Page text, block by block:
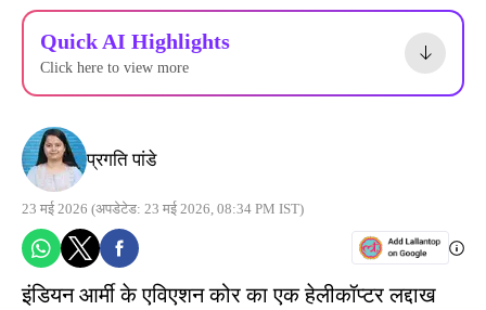
Quick AI Highlights
Click here to view more
प्रगति पांडे
23 मई 2026 (अपडेटेड: 23 मई 2026, 08:34 PM IST)
इंडियन आर्मी के एविएशन कोर का एक हेलीकॉप्टर लद्दाख